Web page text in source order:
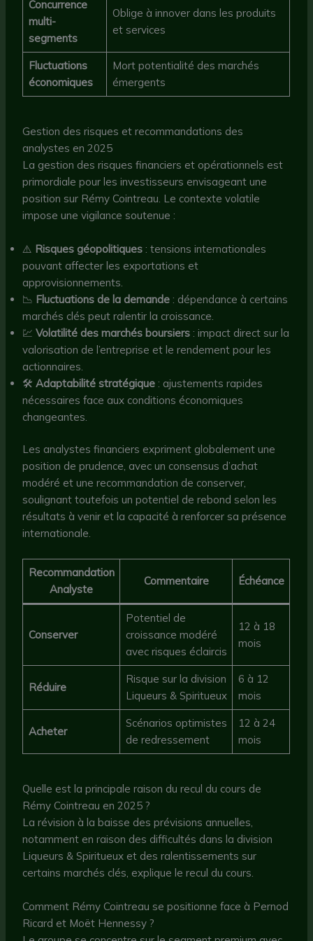
Concurrence
multi-
segments
Oblige à innover dans les produits
et services
Fluctuations
économiques
Mort potentialité des marchés
émergents
Gestion des risques et recommandations des
analystes en 2025
La gestion des risques financiers et opérationnels est
primordiale pour les investisseurs envisageant une
position sur Rémy Cointreau. Le contexte volatile
impose une vigilance soutenue :
⚠️ Risques géopolitiques : tensions internationales
pouvant affecter les exportations et
approvisionnements.
📉 Fluctuations de la demande : dépendance à certains
marchés clés peut ralentir la croissance.
💹Volatilité des marchés boursiers : impact direct sur la
valorisation de l’entreprise et le rendement pour les
actionnaires.
🛠️Adaptabilité stratégique : ajustements rapides
nécessaires face aux conditions économiques
changeantes.
Les analystes financiers expriment globalement une
position de prudence, avec un consensus d’achat
modéré et une recommandation de conserver,
soulignant toutefois un potentiel de rebond selon les
résultats à venir et la capacité à renforcer sa présence
internationale.
Recommandation
Analyste
Commentaire Échéance
Conserver
Potentiel de
croissance modéré
avec risques éclaircis
12 à 18
mois
Réduire
Risque sur la division
Liqueurs & Spiritueux
6 à 12
mois
Acheter
Scénarios optimistes
de redressement
12 à 24
mois
Quelle est la principale raison du recul du cours de
Rémy Cointreau en 2025 ?
La révision à la baisse des prévisions annuelles,
notamment en raison des difficultés dans la division
Liqueurs & Spiritueux et des ralentissements sur
certains marchés clés, explique le recul du cours.
Comment Rémy Cointreau se positionne face à Pernod
Ricard et Moët Hennessy ?